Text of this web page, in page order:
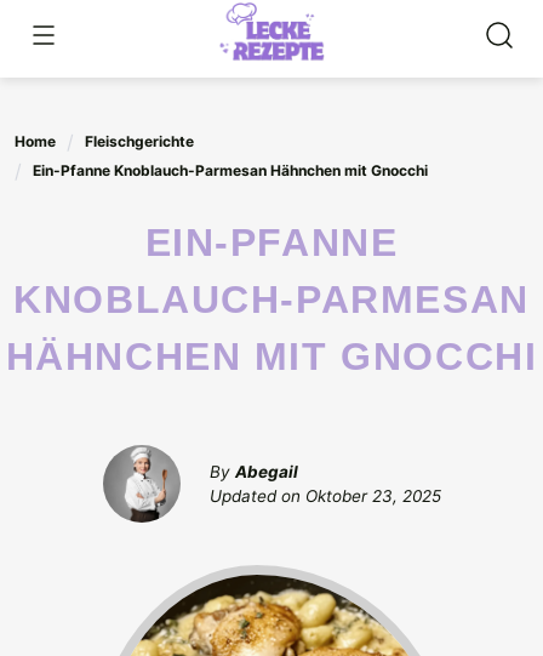
content
Home
Fleischgerichte
Ein-Pfanne Knoblauch-Parmesan Hähnchen mit Gnocchi
EIN-PFANNE
KNOBLAUCH-PARMESAN
HÄHNCHEN MIT GNOCCHI
By Abegail
Updated on Oktober 23, 2025